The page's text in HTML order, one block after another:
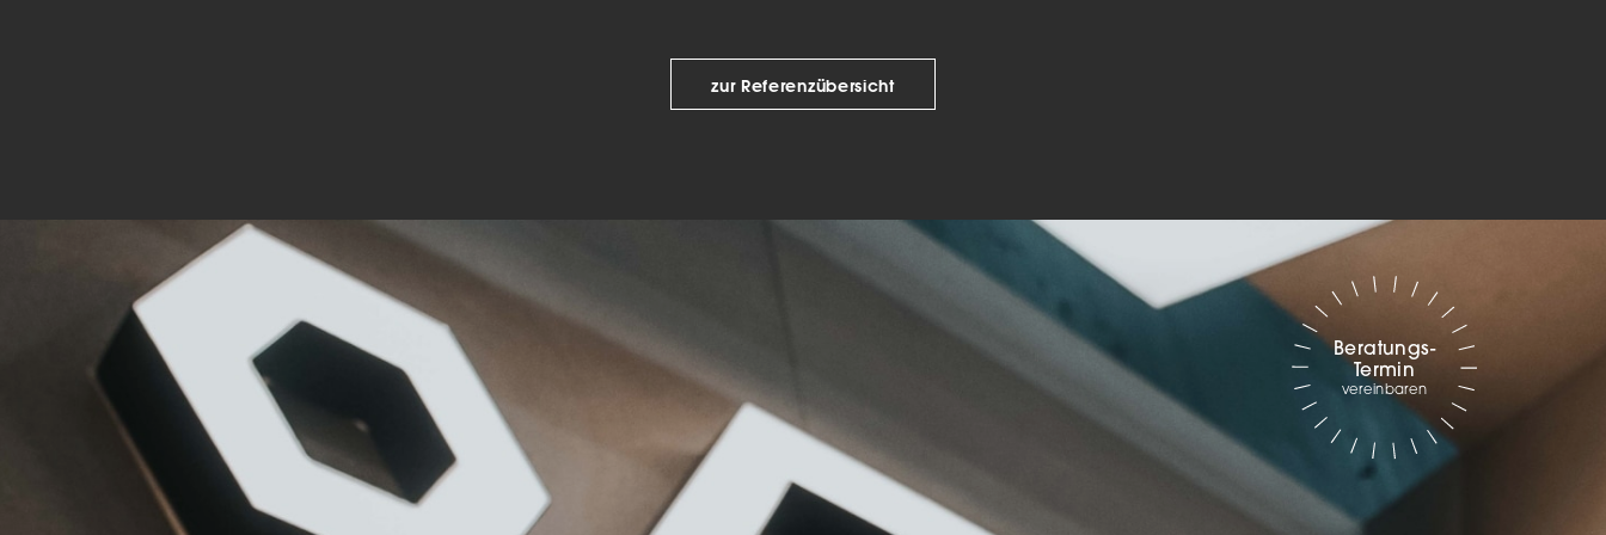
zur Referenzübersicht
Beratungs-
Termin
vereinbaren
Marketing-Cookies werden von Drittanbietern oder Publishern verwendet, um